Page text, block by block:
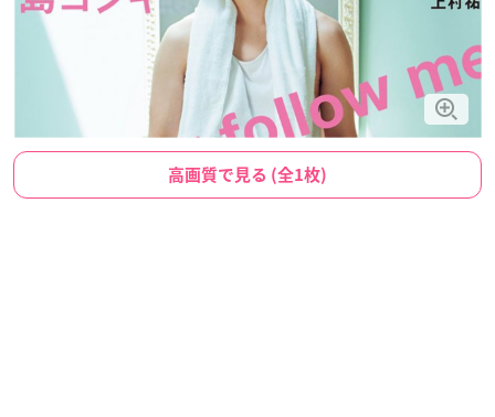
高画質で見る (全1枚)